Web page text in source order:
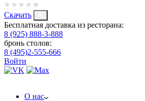
Скачать
Бесплатная доставка из ресторана:
8 (925) 888-3-888
бронь столов:
8 (495)2-555-666
Войти
О нас